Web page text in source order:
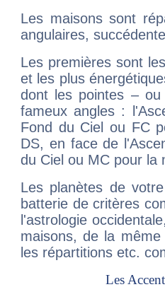
Les maisons sont
angulaires,
Les premières sont
et les plus
dont les pointes –
fameux angles :
Fond du Ciel ou FC
DS, en face de
du Ciel ou MC pour la
Les planètes de
batterie de critères
l'astrologie
maisons, de la
les répartitions etc.